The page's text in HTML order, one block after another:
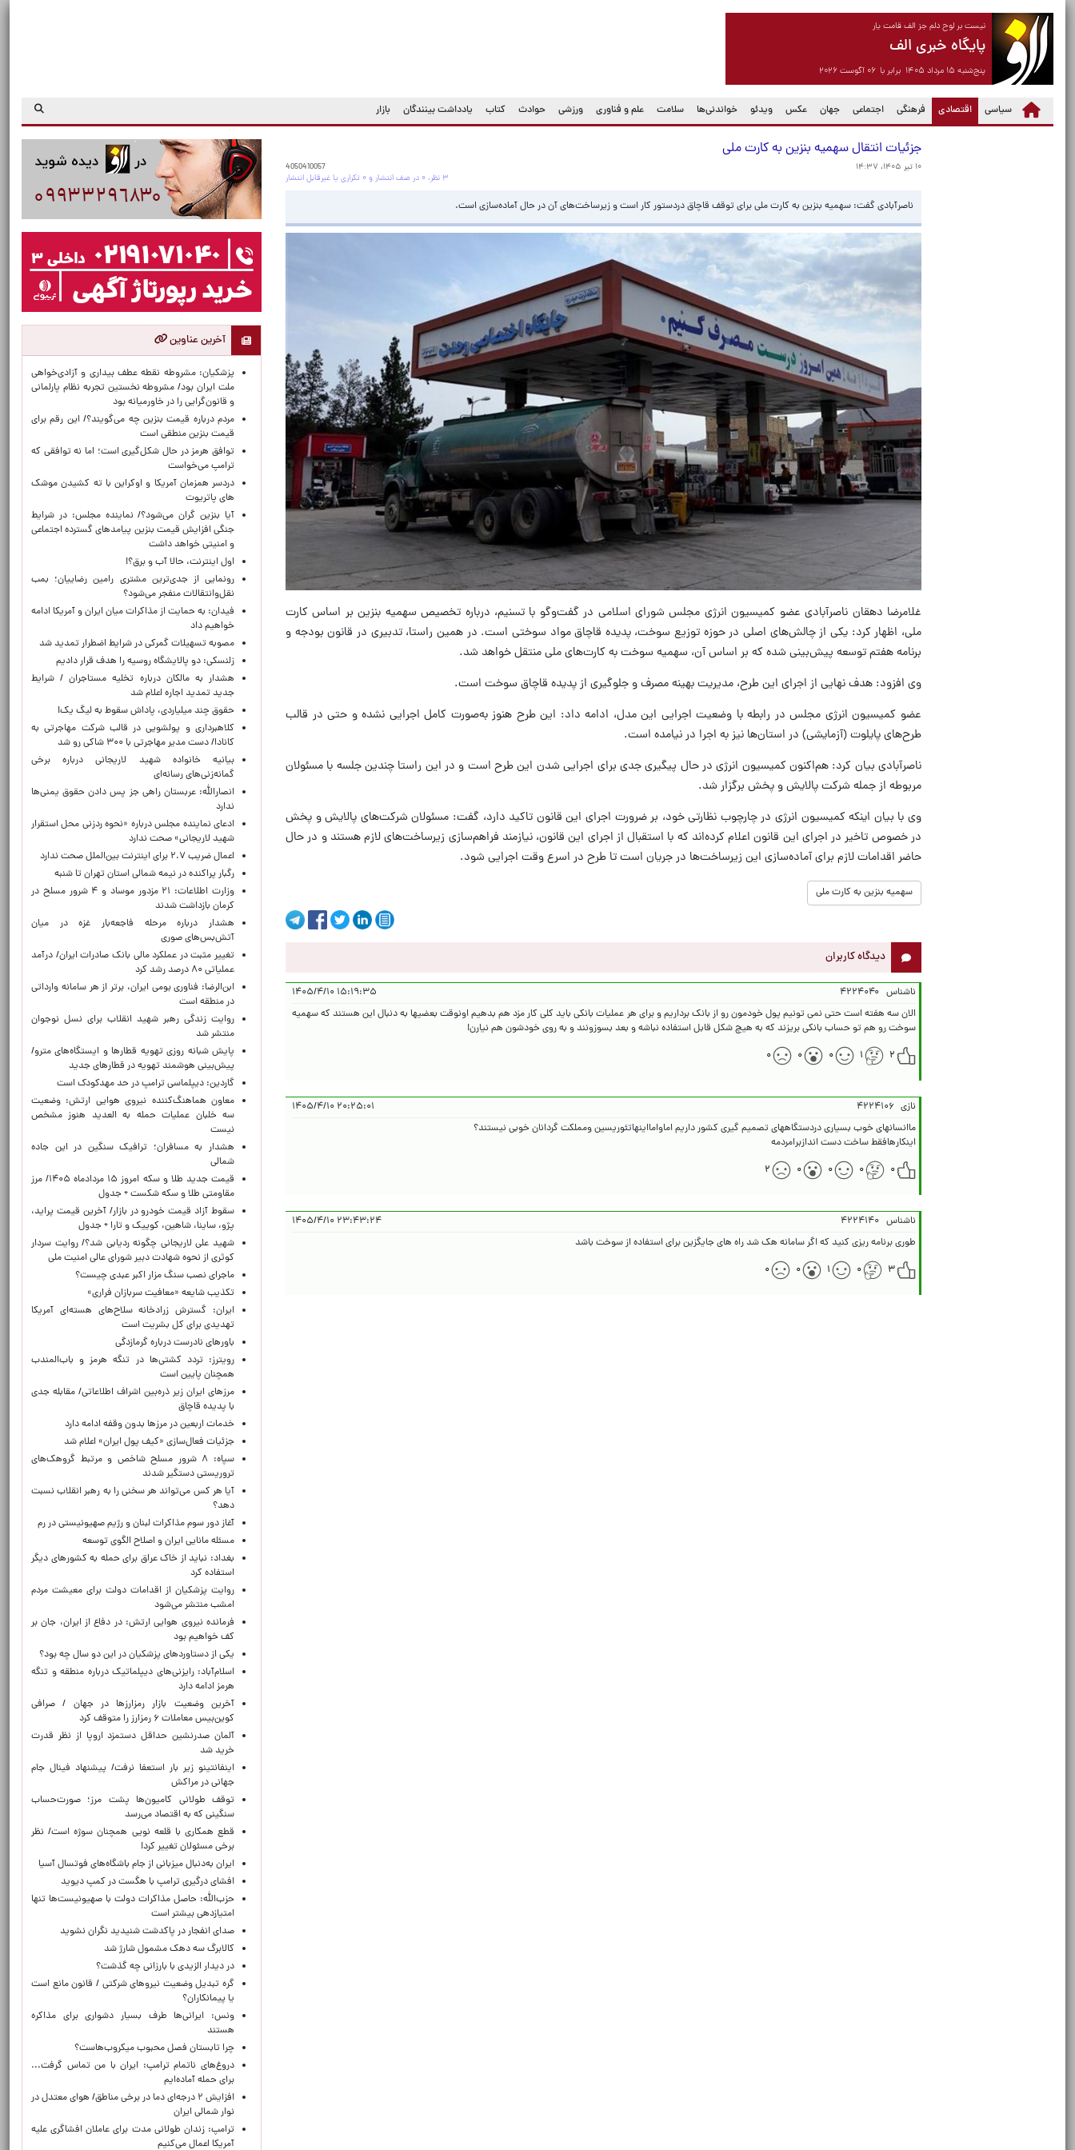
نیست بر لوح دلم جز الف قامت یار
پایگاه خبری الف
پنج‌شنبه ۱۵ مرداد ۱۴۰۵ برابر با ۰۶ آگوست ۲۰۲۶
سیاسی اقتصادی
(current) فرهنگی اجتماعی جهان عکس ویدئو خواندنی‌ها سلامت علم و فناوری ورزشی حوادث کتاب یادداشت بینندگان بازار
جزئیات انتقال سهمیه بنزین به کارت ملی
۱۰ تیر ۱۴۰۵، ۱۴:۳۷
4050410057
۳ نظر، ۰ در صف انتشار و ۰ تکراری یا غیرقابل انتشار
ناصر‌آبادی گفت: سهمیه بنزین به کارت ملی برای توقف قاچاق دردستور کار است و زیرساخت‌های آن در حال آماده‌سازی است.
غلامرضا دهقان ناصرآبادی عضو کمیسیون انرژی مجلس شورای اسلامی در گفت‌وگو با تسنیم، درباره تخصیص سهمیه بنزین بر اساس کارت
ملی، اظهار کرد: یکی از چالش‌های اصلی در حوزه توزیع سوخت، پدیده قاچاق مواد سوختی است. در همین راستا، تدبیری در قانون بودجه و
برنامه هفتم توسعه پیش‌بینی شده که بر اساس آن، سهمیه سوخت به کارت‌های ملی منتقل خواهد شد.
وی افزود: هدف نهایی از اجرای این طرح، مدیریت بهینه مصرف و جلوگیری از پدیده قاچاق سوخت است.
عضو کمیسیون انرژی مجلس در رابطه با وضعیت اجرایی این مدل، ادامه داد: این طرح هنوز به‌صورت کامل اجرایی نشده و حتی در قالب
طرح‌های پایلوت (آزمایشی) در استان‌ها نیز به اجرا در نیامده است.
ناصرآبادی بیان کرد: هم‌اکنون کمیسیون انرژی در حال پیگیری جدی برای اجرایی شدن این طرح است و در این راستا چندین جلسه با مسئولان
مربوطه از جمله شرکت پالایش و پخش برگزار شد.
وی با بیان اینکه کمیسیون انرژی در چارچوب نظارتی خود، بر ضرورت اجرای این قانون تاکید دارد، گفت: مسئولان شرکت‌های پالایش و پخش
در خصوص تاخیر در اجرای این قانون اعلام کرده‌اند که با استقبال از اجرای این قانون، نیازمند فراهم‌سازی زیرساخت‌های لازم هستند و در حال
حاضر اقدامات لازم برای آماده‌سازی این زیرساخت‌ها در جریان است تا طرح در اسرع وقت اجرایی شود.
سهمیه بنزین به کارت ملی
دیدگاه کاربران
ناشناس ۴۲۲۴۰۴۰
۱۵:۱۹:۳۵ ۱۴۰۵/۴/۱۰
الان سه هفته است حتی نمی تونیم پول خودمون رو از بانک برداریم و برای هر عملیات بانکی باید کلی کار مزد هم بدهیم اونوقت بعضیها به دنبال این هستند که سهمیه
سوخت رو هم تو حساب بانکی بریزند که به هیچ شکل قابل استفاده نباشه و بعد بسوزونند و به روی خودشون هم نیارن!
۲
۱ ۰ ۰ ۰
نازی ۴۲۲۴۱۰۶
۲۰:۲۵:۰۱ ۱۴۰۵/۴/۱۰
اینکارهافقط ساخت دست اندازبرامردمه
۰
۰ ۰ ۰ ۲
ناشناس ۴۲۲۴۱۴۰
۲۳:۴۳:۲۴ ۱۴۰۵/۴/۱۰
طوری برنامه ریزی کنید که اگر سامانه هک شد راه های جایگزین برای استفاده از سوخت باشد
۳
۰ ۱ ۰ ۰
آخرین عناوین
پزشکیان: مشروطه نقطه عطف بیداری و آزادی‌خواهی
ملت ایران بود/ مشروطه نخستین تجربه نظام پارلمانی
و قانون‌گرایی را در خاورمیانه بود
مردم درباره قیمت بنزین چه می‌گویند؟/ این رقم برای
قیمت بنزین منطقی است
توافق هرمز در حال شکل‌گیری است؛ اما نه توافقی که
ترامپ می‌خواست
دردسر همزمان آمریکا و اوکراین با ته کشیدن موشک
های پاتریوت
آیا بنزین گران می‌شود؟/ نماینده مجلس: در شرایط
جنگی افزایش قیمت بنزین پیامدهای گسترده اجتماعی
و امنیتی خواهد داشت
اول اینترنت، حالا آب و برق؟!
رونمایی از جدی‌ترین مشتری رامین رضاییان؛ بمب
نقل‌وانتقالات منفجر می‌شود؟
فیدان: به حمایت از مذاکرات میان ایران و آمریکا ادامه
خواهیم داد
مصوبه تسهیلات گمرکی در شرایط اضطرار تمدید شد
زلنسکی: دو پالایشگاه روسیه را هدف قرار دادیم
هشدار به مالکان درباره تخلیه مستاجران / شرایط
جدید تمدید اجاره اعلام شد
حقوق چند میلیاردی، پاداش سقوط به لیگ یک!
کلاهبرداری و پولشویی در قالب شرکت مهاجرتی به
کانادا/ دست مدیر مهاجرتی با ۳۰۰ شاکی رو شد
بیانیه خانواده شهید لاریجانی درباره برخی
گمانه‌زنی‌های رسانه‌ای
انصارالله: عربستان راهی جز پس دادن حقوق یمنی‌ها
ندارد
ادعای نماینده مجلس درباره «نحوه ردزنی محل استقرار
شهید لاریجانی» صحت ندارد
اعمال ضریب ۲.۷ برای اینترنت بین‌الملل صحت ندارد
رگبار پراکنده در نیمه شمالی استان تهران تا شنبه
وزارت اطلاعات: ۲۱ مزدور موساد و ۴ شرور مسلح در
کرمان بازداشت شدند
هشدار درباره مرحله فاجعه‌بار غزه در میان
آتش‌بس‌های صوری
تغییر مثبت در عملکرد مالی بانک صادرات ایران/ درآمد
عملیاتی ۸۰ درصد رشد کرد
ابن‌الرضا: فناوری بومی ایران، برتر از هر سامانه وارداتی
در منطقه است
روایت زندگی رهبر شهید انقلاب برای نسل نوجوان
منتشر شد
پایش شبانه روزی تهویه قطارها و ایستگاه‌های مترو/
پیش‌بینی هوشمند تهویه در قطارهای جدید
گاردین: دیپلماسی ترامپ در حد مهدکودک است
معاون هماهنگ‌کننده نیروی هوایی ارتش: وضعیت
سه خلبان عملیات حمله به العدید هنوز مشخص
نیست
هشدار به مسافران؛ ترافیک سنگین در این جاده
شمالی
قیمت جدید طلا و سکه امروز ۱۵ مردادماه ۱۴۰۵/ مرز
مقاومتی طلا و سکه شکست + جدول
سقوط آزاد قیمت خودرو در بازار/ آخرین قیمت پراید،
پژو، ساینا، شاهین، کوییک و تارا + جدول
شهید علی لاریجانی چگونه ردیابی شد؟/ روایت سردار
کوثری از نحوه شهادت دبیر شورای عالی امنیت ملی
ماجرای نصب سنگ مزار اکبر عبدی چیست؟
تکذیب شایعه «معافیت سربازان فراری»
ایران: گسترش زرادخانه سلاح‌های هسته‌ای آمریکا
تهدیدی برای کل بشریت است
باورهای نادرست درباره گرمازدگی
رویترز: تردد کشتی‌ها در تنگه هرمز و باب‌المندب
همچنان پایین است
مرزهای ایران زیر ذره‌بین اشراف اطلاعاتی/ مقابله جدی
با پدیده قاچاق
خدمات اربعین در مرزها بدون وقفه ادامه دارد
جزئیات فعال‌سازی «کیف پول ایران» اعلام شد
سپاه: ۸ شرور مسلح شاخص و مرتبط گروهک‌های
تروریستی دستگیر شدند
آیا هر کس می‌تواند هر سخنی را به رهبر انقلاب نسبت
دهد؟
آغاز دور سوم مذاکرات لبنان و رژیم صهیونیستی در رم
مسئله مانایی ایران و اصلاح الگوی توسعه
بغداد: نباید از خاک عراق برای حمله به کشورهای دیگر
استفاده کرد
روایت پزشکیان از اقدامات دولت برای معیشت مردم
امشب منتشر می‌شود
فرمانده نیروی هوایی ارتش: در دفاع از ایران، جان بر
کف خواهیم بود
یکی از دستاوردهای پزشکیان در این دو سال چه بود؟
اسلام‌آباد: رایزنی‌های دیپلماتیک درباره منطقه و تنگه
هرمز ادامه دارد
آخرین وضعیت بازار رمزارزها در جهان / صرافی
کوین‌بیس معاملات ۶ رمزارز را متوقف کرد
آلمان صدرنشین حداقل دستمزد اروپا از نظر قدرت
خرید شد
اینفانتینو زیر بار استعفا نرفت/ پیشنهاد فینال جام
جهانی در مراکش
توقف طولانی کامیون‌ها پشت مرز؛ صورت‌حساب
سنگینی که به اقتصاد می‌رسد
قطع همکاری با قلعه نویی همچنان سوژه است/ نظر
برخی مسئولان تغییر کرد!
ایران به‌دنبال میزبانی از جام باشگاه‌های فوتسال آسیا
افشای درگیری ترامپ با هگست در کمپ دیوید
حزب‌الله: حاصل مذاکرات دولت با صهیونیست‌ها تنها
امتیازدهی‌ بیشتر است
صدای انفجار در پاکدشت شنیدید نگران نشوید
کالابرگ سه دهک مشمول شارژ شد
در دیدار الزیدی با بارزانی چه گذشت؟
گره تبدیل وضعیت نیروهای شرکتی / قانون مانع است
یا پیمانکاران؟
ونس: ایرانی‌ها طرف بسیار دشواری برای مذاکره
هستند
چرا تابستان فصل محبوب میکروب‌هاست؟
دروغ‌های ناتمام ترامپ: ایران با من تماس گرفت...
برای حمله آماده‌ایم
افزایش ۲ درجه‌ای دما در برخی مناطق/ هوای معتدل در
نوار شمالی ایران
ترامپ: زندان طولانی مدت برای عاملان افشاگری‌ علیه
آمریکا اعمال می‌کنیم